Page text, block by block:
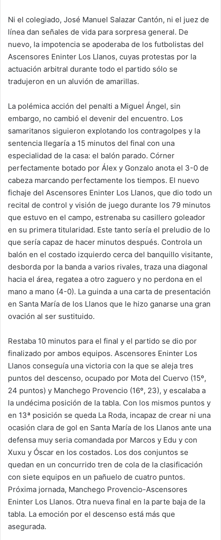
Ni el colegiado, José Manuel Salazar Cantón, ni el juez de
línea dan señales de vida para sorpresa general. De
nuevo, la impotencia se apoderaba de los futbolistas del
Ascensores Eninter Los Llanos, cuyas protestas por la
actuación arbitral durante todo el partido sólo se
tradujeron en un aluvión de amarillas.
La polémica acción del penalti a Miguel Ángel, sin
embargo, no cambió el devenir del encuentro. Los
samaritanos siguieron explotando los contragolpes y la
sentencia llegaría a 15 minutos del final con una
especialidad de la casa: el balón parado. Córner
perfectamente botado por Álex y Gonzalo anota el 3-0 de
cabeza marcando perfectamente los tiempos. El nuevo
fichaje del Ascensores Eninter Los Llanos, que dio todo un
recital de control y visión de juego durante los 79 minutos
que estuvo en el campo, estrenaba su casillero goleador
en su primera titularidad. Este tanto sería el preludio de lo
que sería capaz de hacer minutos después. Controla un
balón en el costado izquierdo cerca del banquillo visitante,
desborda por la banda a varios rivales, traza una diagonal
hacia el área, regatea a otro zaguero y no perdona en el
mano a mano (4-0). La guinda a una carta de presentación
en Santa María de los Llanos que le hizo ganarse una gran
ovación al ser sustituido.
Restaba 10 minutos para el final y el partido se dio por
finalizado por ambos equipos. Ascensores Eninter Los
Llanos conseguía una victoria con la que se aleja tres
puntos del descenso, ocupado por Mota del Cuervo (15º,
24 puntos) y Manchego Provencio (16º, 23), y escalaba a
la undécima posición de la tabla. Con los mismos puntos y
en 13ª posición se queda La Roda, incapaz de crear ni una
ocasión clara de gol en Santa María de los Llanos ante una
defensa muy seria comandada por Marcos y Edu y con
Xuxu y Óscar en los costados. Los dos conjuntos se
quedan en un concurrido tren de cola de la clasificación
con siete equipos en un pañuelo de cuatro puntos.
Próxima jornada, Manchego Provencio-Ascensores
Eninter Los Llanos. Otra nueva final en la parte baja de la
tabla. La emoción por el descenso está más que
asegurada.